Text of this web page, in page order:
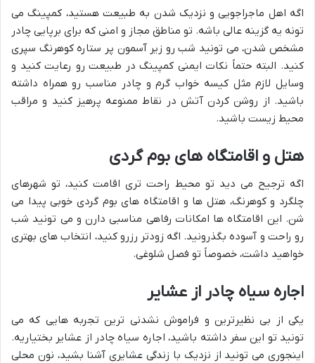
اگه اهل ماجراجویی و نزدیک شدن به طبیعت هستید، کمپینگ می
تونه یه گزینه عالی باشه. تو مناطق مجاز و امنی که برای برپایی چادر
مشخص شدن، می تونید شب رو زیر آسمون پر ستاره کوهرنگ سپری
کنید. البته حتماً نکات ایمنی کمپینگ در طبیعت رو رعایت کنید و
وسایل لازم مثل کیسه خواب گرم و چادر مناسب رو همراه داشته
باشید. از روشن کردن آتش در نقاط ممنوعه پرهیز کنید و مراقب
محیط زیست باشید.
هتل و اقامتگاه های بوم گردی
اگه ترجیح می دید تو محیط راحت تری اقامت کنید، تو شهرهای
چلگرد و کوهرنگ، هتل ها و اقامتگاه های بوم گردی خوبی پیدا می
شن. این اقامتگاه ها امکانات رفاهی مناسبی دارن و می تونید شب
رو راحت و آسوده بگذرونید. اگه زودتر رزرو کنید، انتخاب های بهتری
خواهید داشت، خصوصاً تو فصل شلوغی.
اجاره سیاه چادر از عشایر
یکی از بی نظیرترین و فراموش نشدنی ترین تجربه هایی که می
تونید تو این سفر داشته باشید، اجاره سیاه چادر از عشایر بختیاریه.
اینجوری می تونید از نزدیک با زندگی عشایری آشنا بشید، نون محلی